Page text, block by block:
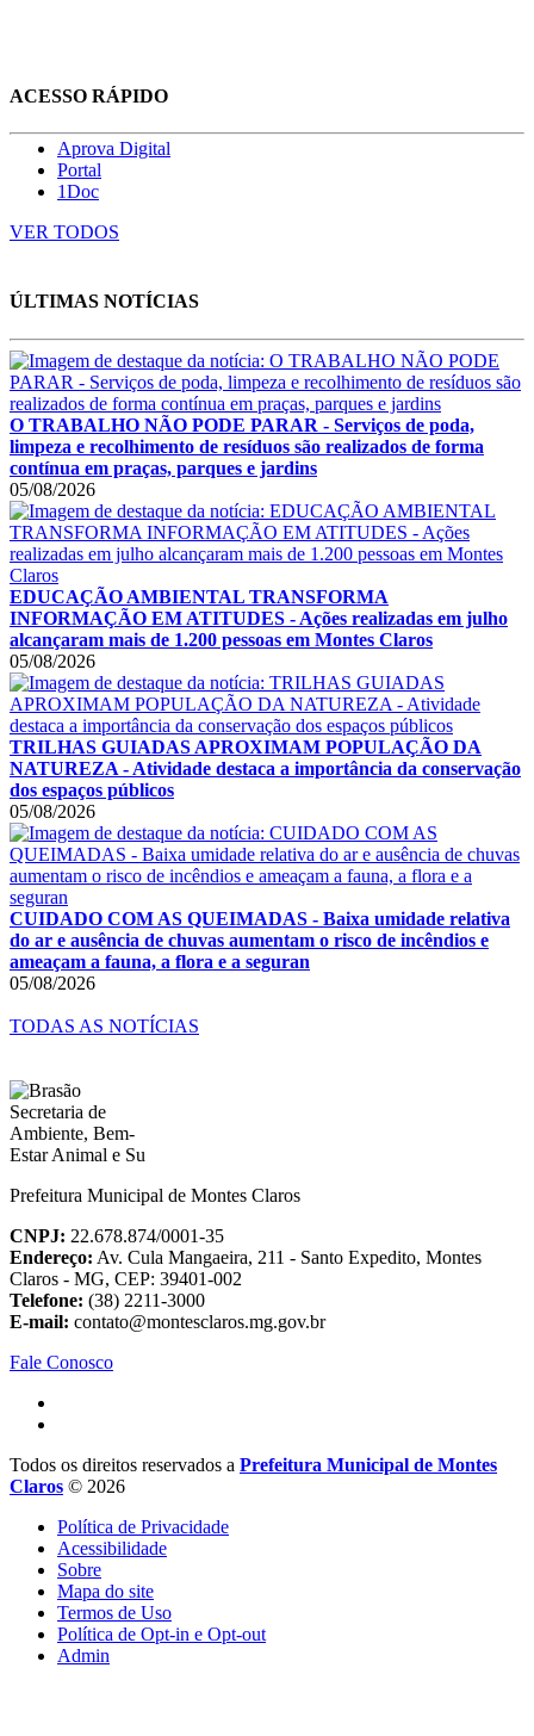
ACESSO RÁPIDO
Aprova Digital
Portal
1Doc
VER TODOS
ÚLTIMAS NOTÍCIAS
O TRABALHO NÃO PODE PARAR - Serviços de poda,
limpeza e recolhimento de resíduos são realizados de forma
contínua em praças, parques e jardins
05/08/2026
EDUCAÇÃO AMBIENTAL TRANSFORMA
INFORMAÇÃO EM ATITUDES - Ações realizadas em julho
alcançaram mais de 1.200 pessoas em Montes Claros
05/08/2026
TRILHAS GUIADAS APROXIMAM POPULAÇÃO DA
NATUREZA - Atividade destaca a importância da conservação
dos espaços públicos
05/08/2026
CUIDADO COM AS QUEIMADAS - Baixa umidade relativa
do ar e ausência de chuvas aumentam o risco de incêndios e
ameaçam a fauna, a flora e a seguran
05/08/2026
TODAS AS NOTÍCIAS
Prefeitura Municipal de Montes Claros
CNPJ: 22.678.874/0001-35
Endereço: Av. Cula Mangaeira, 211 - Santo Expedito, Montes
Claros - MG, CEP: 39401-002
Telefone: (38) 2211-3000
E-mail: contato@montesclaros.mg.gov.br
Fale Conosco
Todos os direitos reservados a Prefeitura Municipal de Montes
Claros © 2026
Política de Privacidade
Acessibilidade
Sobre
Mapa do site
Termos de Uso
Política de Opt-in e Opt-out
Admin